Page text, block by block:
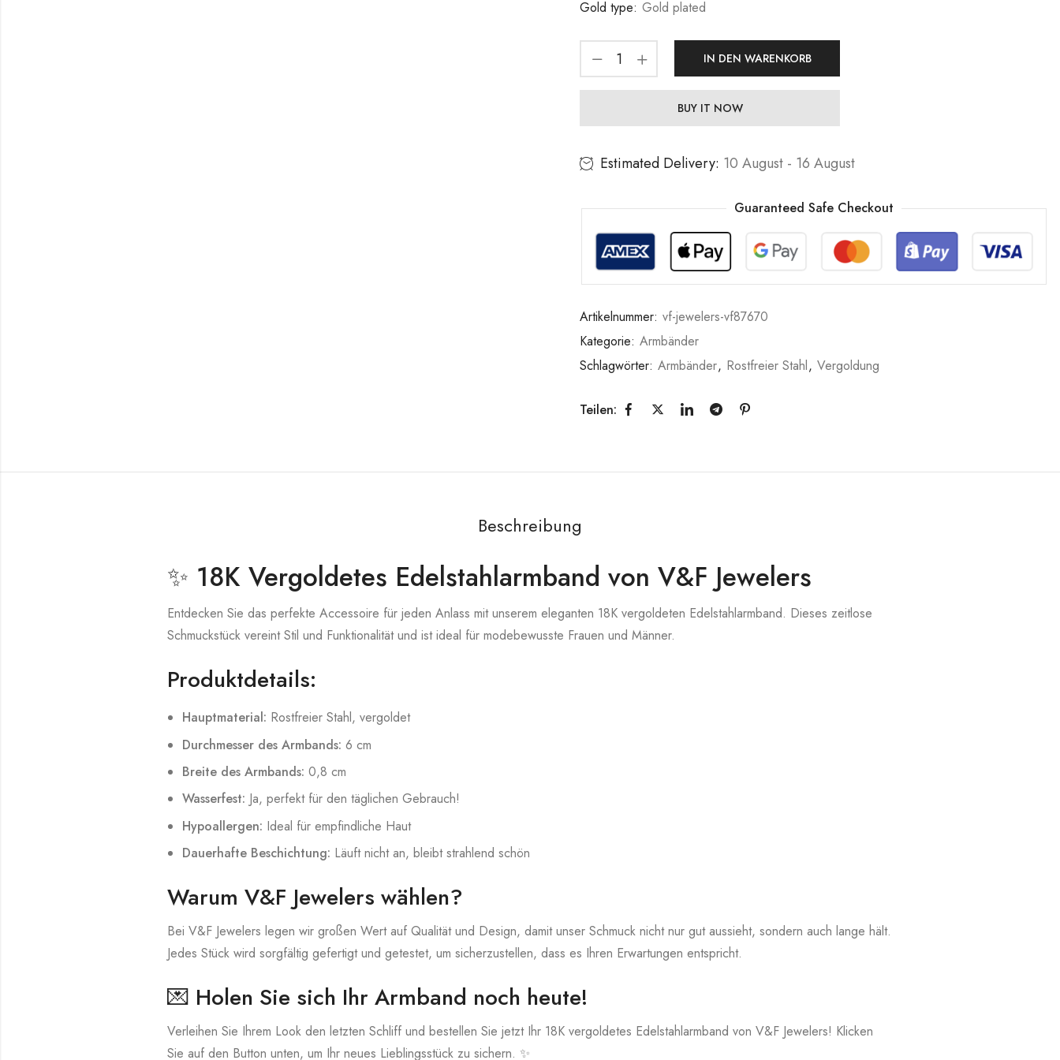
Gold type: Gold plated
IN DEN WARENKORB
BUY IT NOW
Estimated Delivery: 10 August - 16 August
Guaranteed Safe Checkout
Artikelnummer: vf-jewelers-vf87670
Kategorie: Armbänder
Schlagwörter: Armbänder, Rostfreier Stahl, Vergoldung
Teilen:
Beschreibung
✨ 18K Vergoldetes Edelstahlarmband von V&F Jewelers
Entdecken Sie das perfekte Accessoire für jeden Anlass mit unserem eleganten 18K vergoldeten Edelstahlarmband. Dieses zeitlose
Schmuckstück vereint Stil und Funktionalität und ist ideal für modebewusste Frauen und Männer.
Produktdetails:
Hauptmaterial: Rostfreier Stahl, vergoldet
Durchmesser des Armbands: 6 cm
Breite des Armbands: 0,8 cm
Wasserfest: Ja, perfekt für den täglichen Gebrauch!
Hypoallergen: Ideal für empfindliche Haut
Dauerhafte Beschichtung: Läuft nicht an, bleibt strahlend schön
Warum V&F Jewelers wählen?
Bei V&F Jewelers legen wir großen Wert auf Qualität und Design, damit unser Schmuck nicht nur gut aussieht, sondern auch lange hält.
Jedes Stück wird sorgfältig gefertigt und getestet, um sicherzustellen, dass es Ihren Erwartungen entspricht.
💌 Holen Sie sich Ihr Armband noch heute!
Verleihen Sie Ihrem Look den letzten Schliff und bestellen Sie jetzt Ihr 18K vergoldetes Edelstahlarmband von V&F Jewelers! Klicken
Sie auf den Button unten, um Ihr neues Lieblingsstück zu sichern. ✨